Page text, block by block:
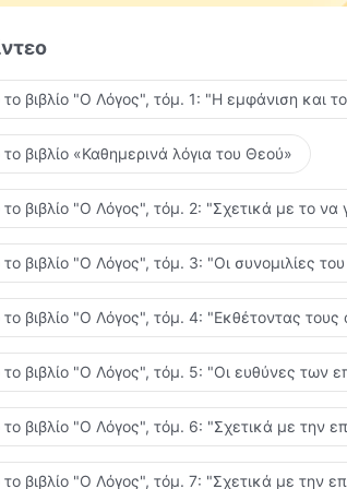
βιβλίο "Ο Λόγος", τόμ. 1: "Η εμφάνιση και
βιβλίο «Καθημερινά λόγια του Θεού»
βιβλίο "Ο Λόγος", τόμ. 2: "Σχετικά με το να
βιβλίο "Ο Λόγος", τόμ. 3: "Οι συνομιλίες
βιβλίο "Ο Λόγος", τόμ. 4: "Εκθέτοντας τους
βιβλίο "Ο Λόγος", τόμ. 5: "Οι ευθύνες των
βιβλίο "Ο Λόγος", τόμ. 6: "Σχετικά με την
βιβλίο "Ο Λόγος", τόμ. 7: "Σχετικά με την